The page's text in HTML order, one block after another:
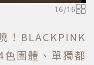
16/16
！BLACKPINK
團體、單獨都